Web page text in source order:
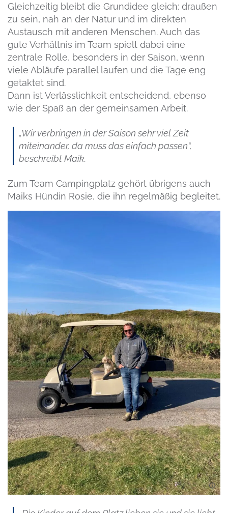
Gleichzeitig bleibt die Grundidee gleich: draußen
zu sein, nah an der Natur und im direkten
Austausch mit anderen Menschen. Auch das
gute Verhältnis im Team spielt dabei eine
zentrale Rolle, besonders in der Saison, wenn
viele Abläufe parallel laufen und die Tage eng
getaktet sind.
Dann ist Verlässlichkeit entscheidend, ebenso
wie der Spaß an der gemeinsamen Arbeit.
„Wir verbringen in der Saison sehr viel Zeit
miteinander, da muss das einfach passen“,
beschreibt Maik.
Zum Team Campingplatz gehört übrigens auch
Maiks Hündin Rosie, die ihn regelmäßig begleitet.